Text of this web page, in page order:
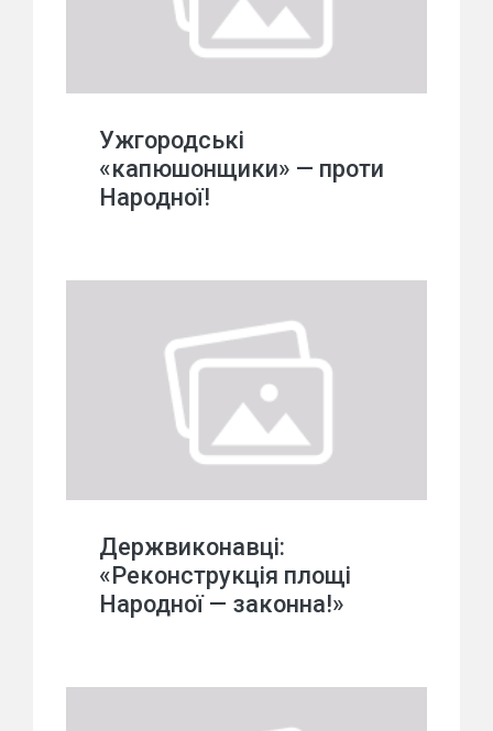
Ужгородські
«капюшонщики» — проти
Народної!
Держвиконавці:
«Реконструкція площі
Народної — законна!»